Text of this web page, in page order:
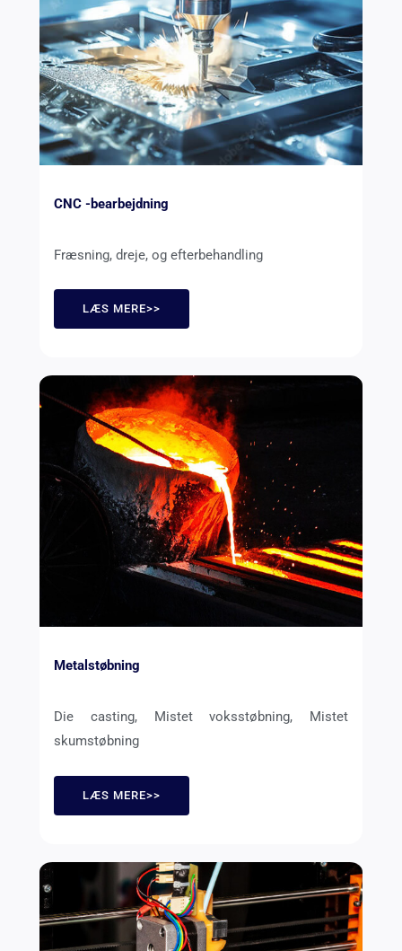
CNC -bearbejdning
Fræsning, dreje, og efterbehandling
LÆS MERE>>
Metalstøbning
Die casting, Mistet voksstøbning, Mistet
skumstøbning
LÆS MERE>>